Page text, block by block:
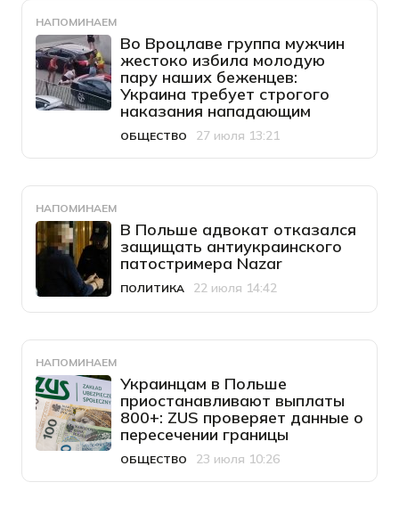
НАПОМИНАЕМ
Во Вроцлаве группа мужчин
жестоко избила молодую
пару наших беженцев:
Украина требует строгого
наказания нападающим
Категория
ОБЩЕСТВО
Дата публикации
27 июля 13:21
НАПОМИНАЕМ
В Польше адвокат отказался
защищать антиукраинского
патостримера Nazar
Категория
ПОЛИТИКА
Дата публикации
22 июля 14:42
НАПОМИНАЕМ
Украинцам в Польше
приостанавливают выплаты
800+: ZUS проверяет данные о
пересечении границы
Категория
ОБЩЕСТВО
Дата публикации
23 июля 10:26